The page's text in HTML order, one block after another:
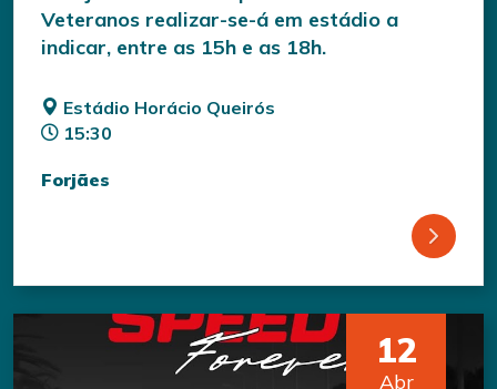
Veteranos realizar-se-á em estádio a
indicar, entre as 15h e as 18h.
Estádio Horácio Queirós
15:30
Forjães
12
Abr